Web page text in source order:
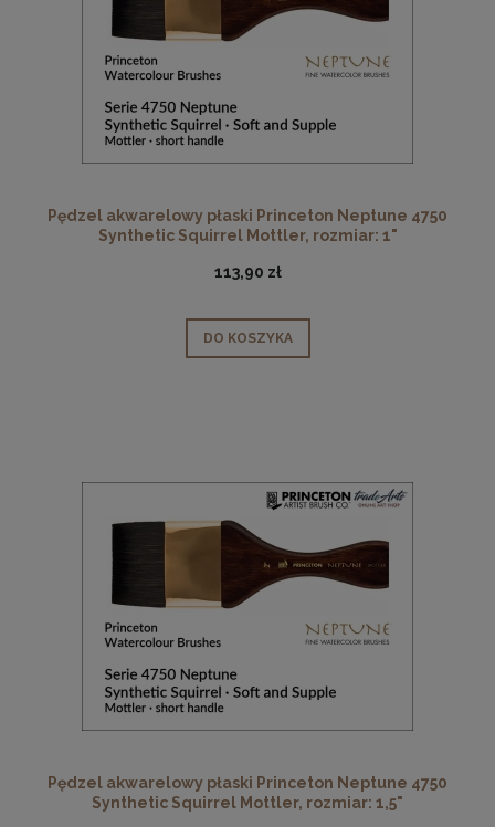
Pędzel akwarelowy płaski Princeton Neptune 4750
Synthetic Squirrel Mottler, rozmiar: 1"
113,90 zł
DO KOSZYKA
Pędzel akwarelowy płaski Princeton Neptune 4750
Synthetic Squirrel Mottler, rozmiar: 1,5"